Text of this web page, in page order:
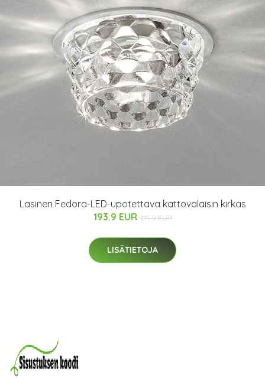
Lasinen Fedora-LED-upotettava kattovalaisin kirkas
193.9 EUR 215.9 EUR
LISÄTIETOJA